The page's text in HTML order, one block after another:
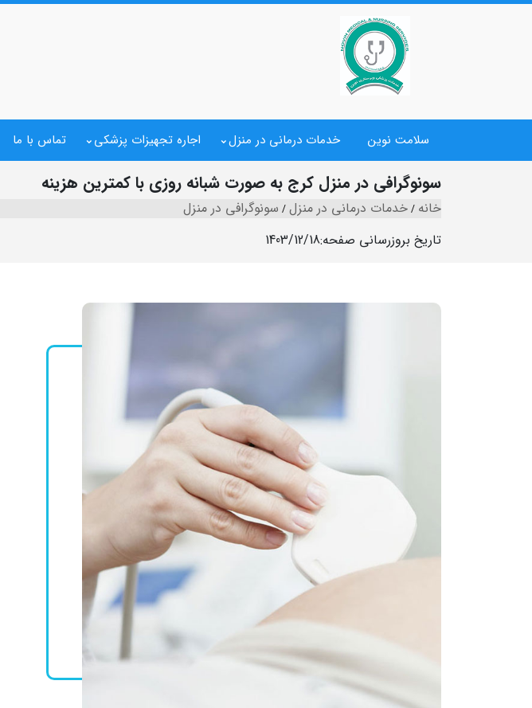
سلامت نوین خدمات درمانی در منزل اجاره تجهیزات پزشکی تماس با ما
سونوگرافی در منزل کرج به صورت شبانه روزی با کمترین هزینه
خانه خدمات درمانی در منزل سونوگرافی در منزل
تاریخ بروزرسانی صفحه:1403/12/18